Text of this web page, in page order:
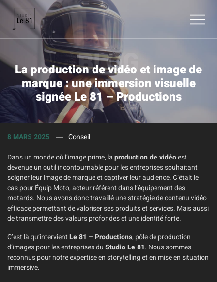
BLOG
La production de vidéo et image de
marque : une immersion visuelle
signée Le 81 – Productions
8 MARS 2025
Conseil
Dans un monde où l’image prime, laproduction de vidéoest
devenue un outil incontournable pour les entreprises souhaitant
soigner leur image de marque et captiver leur audience. C’était le
cas pour Équip Moto, acteur référent dans l’équipement des
motards. Nous avons donc travaillé une stratégie de contenu vidéo
efficace permettant de valoriser ses produits et services. Mais aussi
de transmettre des valeurs profondes et une identité forte.
C’est là qu’intervientLe 81 – Productions, pôle de production
d’images pour les entreprises duStudio Le 81. Nous sommes
reconnus pour notre expertise en storytelling et en mise en situation
immersive.